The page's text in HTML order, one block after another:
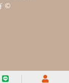
©